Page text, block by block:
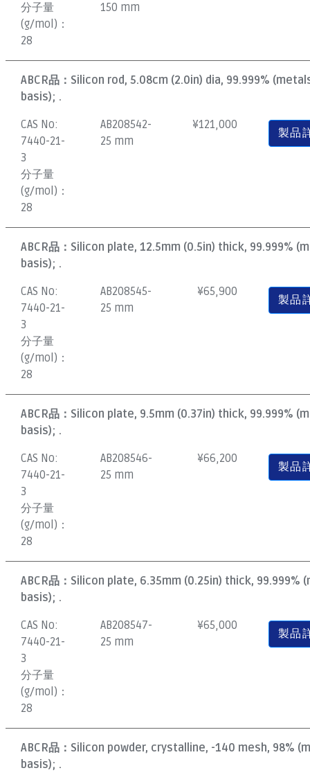
分子量
(g/mol)：
28
150 mm
ABCR品： Silicon rod, 5.08cm (2.0in) dia, 99.999%
basis); .
CAS No:
7440-21-
3
分子量
(g/mol)：
28
AB208542-
25 mm
¥121,000
製品
ABCR品： Silicon plate, 12.5mm (0.5in) thick, 99.999%
basis); .
CAS No:
7440-21-
3
分子量
(g/mol)：
28
AB208545-
25 mm
¥65,900
製品
ABCR品： Silicon plate, 9.5mm (0.37in) thick, 99.999%
basis); .
CAS No:
7440-21-
3
分子量
(g/mol)：
28
AB208546-
25 mm
¥66,200
製品
ABCR品： Silicon plate, 6.35mm (0.25in) thick, 99.999%
basis); .
CAS No:
7440-21-
3
分子量
(g/mol)：
28
AB208547-
25 mm
¥65,000
製品
ABCR品： Silicon powder, crystalline, -140 mesh, 98%
basis); .